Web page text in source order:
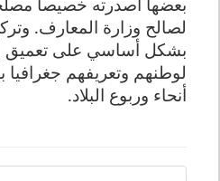
لصالح وزارة المعارف.
بشكل أساسي على تعميق
لوطنهم وتعريفهم
أنحاء وربوع البلاد.